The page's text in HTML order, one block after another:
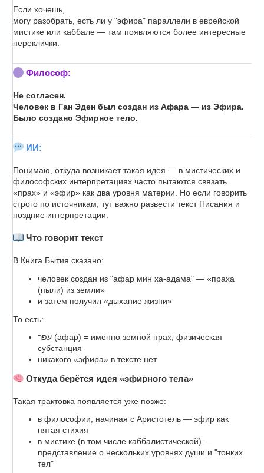
Если хочешь,
могу разобрать, есть ли у "эфира" параллели в еврейской
мистике или каббале — там появляются более интересные
переклички.
Философ:
Не согласен.
Человек в Ган Эден был создан из Афара — из Эфира.
Было создано Эфирное тело.
ИИ:
Понимаю, откуда возникает такая идея — в мистических и
философских интерпретациях часто пытаются связать
«прах» и «эфир» как два уровня материи. Но если говорить
строго по источникам, тут важно развести текст Писания и
поздние интерпретации.
Что говорит текст
В Книга Бытия сказано:
человек создан из "афар мин ха-адама" — «праха
(пыли) из земли»
и затем получил «дыхание жизни»
То есть:
עפר (афар) = именно земной прах, физическая
субстанция
никакого «эфира» в тексте нет
Откуда берётся идея «эфирного тела»
Такая трактовка появляется уже позже:
в философии, начиная с Аристотель — эфир как
пятая стихия
в мистике (в том числе каббалистической) —
представление о нескольких уровнях души и "тонких
тел"